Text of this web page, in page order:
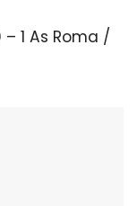
1 As Roma /